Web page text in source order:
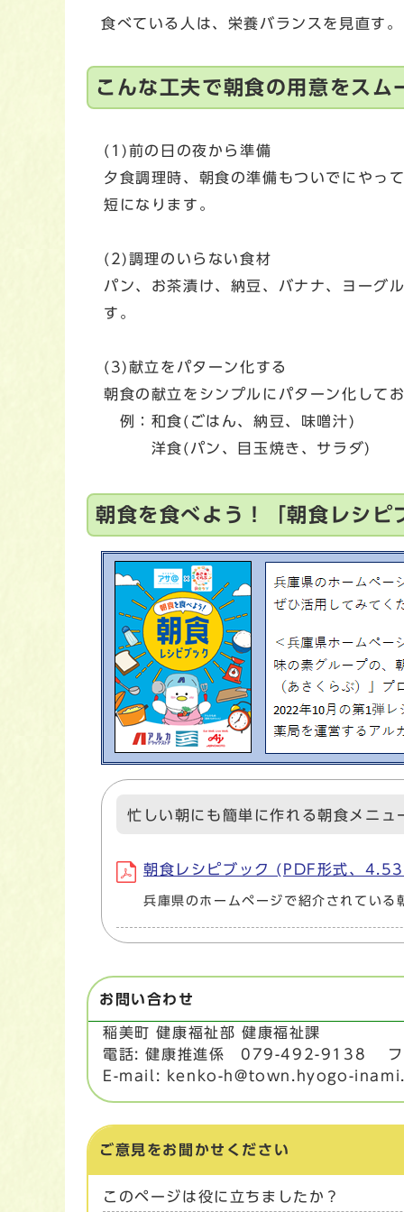
食べている人は、栄養バランスを見直す。
こんな工夫で朝食の用意をスム
(1)前の日の夜から準備
夕食調理時、朝食の準備もついでにやっ
短になります。
(2)調理のいらない食材
パン、お茶漬け、納豆、バナナ、ヨーグ
す。
(3)献立をパターン化する
朝食の献立をシンプルにパターン化して
例：和食(ごはん、納豆、味噌汁)
洋食(パン、目玉焼き、サラダ)
朝食を食べよう！「朝食レシピ
忙しい朝にも簡単に作れる朝食メニュ
朝食レシピブック (PDF形式、
兵庫県のホームページで紹介されている
お問い合わせ
稲美町 健康福祉部 健康福祉課
電話: 健康推進係 079-492-9138
E-mail: kenko-h@town.hyogo-
ご意見をお聞かせください
このページは役に立ちましたか？